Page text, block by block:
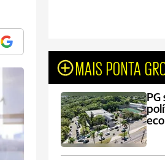
MAIS PONTA
PG